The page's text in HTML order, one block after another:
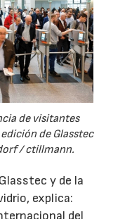
de visitantes
de Glasstec
/ ctillmann.
y de la
explica:
del